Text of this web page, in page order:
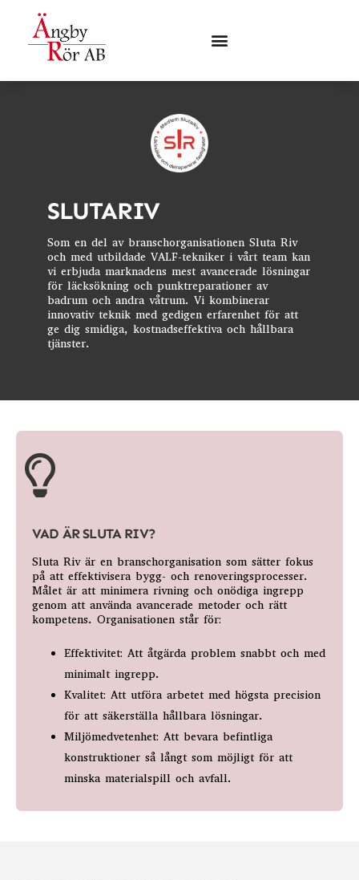
SLUTARIV​
Som en del av branschorganisationen Sluta Riv
och med utbildade VALF-tekniker i vårt team kan
vi erbjuda marknadens mest avancerade lösningar
för läcksökning och punktreparationer av
badrum och andra våtrum. Vi kombinerar
innovativ teknik med gedigen erfarenhet för att
ge dig smidiga, kostnadseffektiva och hållbara
tjänster.
VAD ÄR SLUTA RIV?
Sluta Riv är en branschorganisation som sätter fokus
på att effektivisera bygg- och renoveringsprocesser.
Målet är att minimera rivning och onödiga ingrepp
genom att använda avancerade metoder och rätt
kompetens. Organisationen står för:
Effektivitet: Att åtgärda problem snabbt och med
minimalt ingrepp.
Kvalitet: Att utföra arbetet med högsta precision
för att säkerställa hållbara lösningar.
Miljömedvetenhet: Att bevara befintliga
konstruktioner så långt som möjligt för att
minska materialspill och avfall.